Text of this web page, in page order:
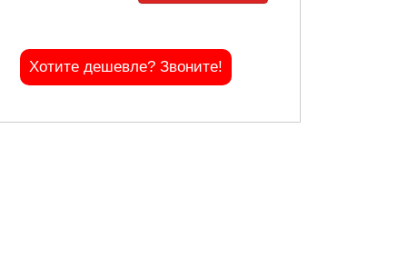
Хотите дешевле? Звоните!